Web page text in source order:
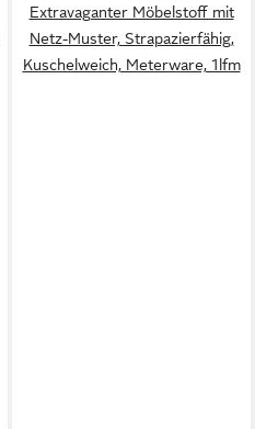
Extravaganter Möbelstoff mit
Netz-Muster, Strapazierfähig,
Kuschelweich, Meterware, 1lfm